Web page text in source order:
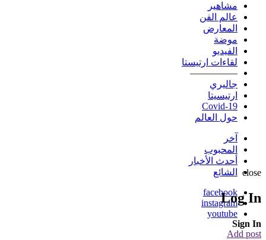
مشاهير
عالم الفن
المعارض
موضة
الفيديو
لقاءات ارتيستا
—————
جاليري
ارتيسيتا
Covid-19
حول العالم
آخر
المحبوب
أحدث الأخبار
الشائع
facebook
instagram
youtube
Add post
close
Log In
Sign In